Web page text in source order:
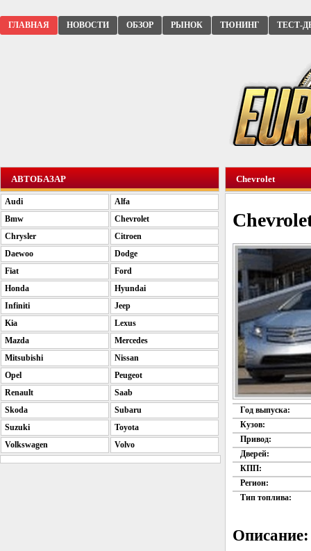
ГЛАВНАЯ НОВОСТИ ОБЗОР РЫНОК ТЮНИНГ ТЕСТ-
Chevrolet
Год выпуска:
Кузов:
Привод:
Дверей:
КПП:
Регион:
Тип топлива:
Описание:
АВТОБАЗАР
Audi
Alfa
Bmw
Chevrolet
Chrysler
Citroen
Daewoo
Dodge
Fiat
Ford
Honda
Hyundai
Infiniti
Jeep
Kia
Lexus
Mazda
Mercedes
Mitsubishi
Nissan
Opel
Peugeot
Renault
Saab
Skoda
Subaru
Suzuki
Toyota
Volkswagen
Volvo